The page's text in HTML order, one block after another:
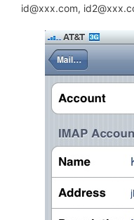
id@xxx.com,